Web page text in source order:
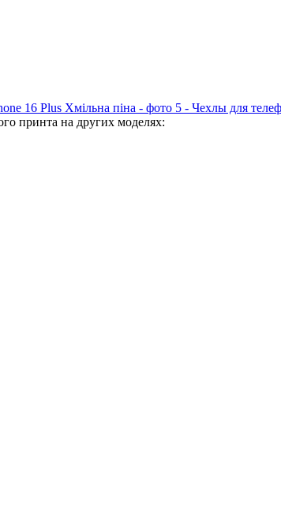
принта на других моделях: